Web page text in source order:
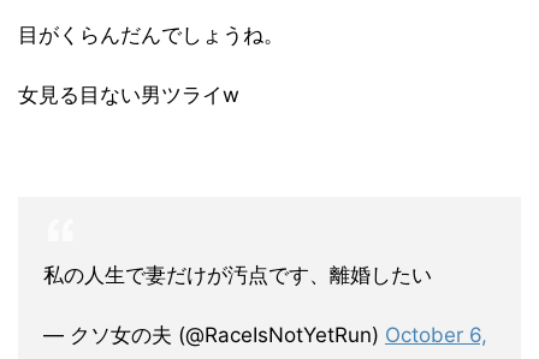
目がくらんだんでしょうね。
女見る目ない男ツライw
私の人生で妻だけが汚点です、離婚したい
— クソ女の夫 (@RaceIsNotYetRun) October 6,